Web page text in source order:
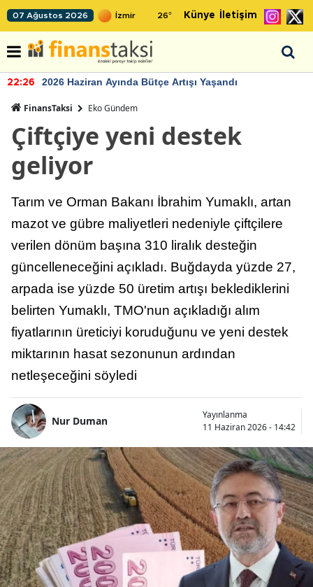
07 Ağustos 2026 26° Künye İletişim
22:26 2026 Haziran Ayında Bütçe Artışı Yaşandı
FinansTaksi Eko Gündem
Çiftçiye yeni destek
geliyor
Tarım ve Orman Bakanı İbrahim Yumaklı, artan
mazot ve gübre maliyetleri nedeniyle çiftçilere
verilen dönüm başına 310 liralık desteğin
güncelleneceğini açıkladı. Buğdayda yüzde 27,
arpada ise yüzde 50 üretim artışı beklediklerini
belirten Yumaklı, TMO'nun açıkladığı alım
fiyatlarının üreticiyi koruduğunu ve yeni destek
miktarının hasat sezonunun ardından
netleşeceğini söyledi
Nur Duman
Yayınlanma
11 Haziran 2026 - 14:42